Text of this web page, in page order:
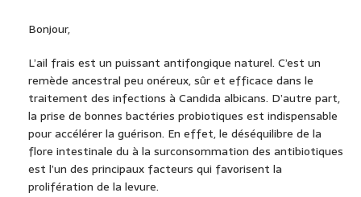
Bonjour,
L’ail frais est un puissant antifongique naturel. C’est un
remède ancestral peu onéreux, sûr et efficace dans le
traitement des infections à Candida albicans. D’autre part,
la prise de bonnes bactéries probiotiques est indispensable
pour accélérer la guérison. En effet, le déséquilibre de la
flore intestinale du à la surconsommation des antibiotiques
est l’un des principaux facteurs qui favorisent la
prolifération de la levure.